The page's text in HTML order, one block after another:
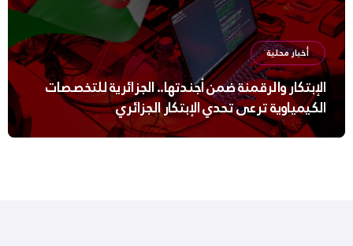
أخبار محلية
الإبتكار والرقمنة ضمن أجندتها.. الجزائرية للتخصصات
الكيمياوية ترعى تحدي الإبتكار الجزائري